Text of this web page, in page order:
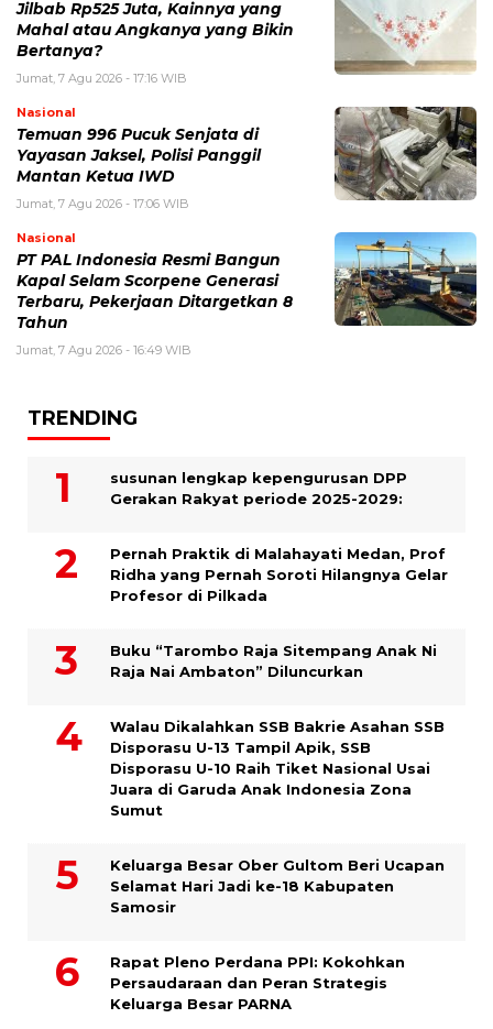
Jilbab Rp525 Juta, Kainnya yang
Mahal atau Angkanya yang Bikin
Bertanya?
Jumat, 7 Agu 2026 - 17:16 WIB
Nasional
Temuan 996 Pucuk Senjata di
Yayasan Jaksel, Polisi Panggil
Mantan Ketua IWD
Jumat, 7 Agu 2026 - 17:06 WIB
Nasional
PT PAL Indonesia Resmi Bangun
Kapal Selam Scorpene Generasi
Terbaru, Pekerjaan Ditargetkan 8
Tahun
Jumat, 7 Agu 2026 - 16:49 WIB
TRENDING
susunan lengkap kepengurusan DPP
Gerakan Rakyat periode 2025-2029:
Pernah Praktik di Malahayati Medan, Prof
Ridha yang Pernah Soroti Hilangnya Gelar
Profesor di Pilkada
Buku “Tarombo Raja Sitempang Anak Ni
Raja Nai Ambaton” Diluncurkan
Walau Dikalahkan SSB Bakrie Asahan SSB
Disporasu U-13 Tampil Apik, SSB
Disporasu U-10 Raih Tiket Nasional Usai
Juara di Garuda Anak Indonesia Zona
Sumut
Keluarga Besar Ober Gultom Beri Ucapan
Selamat Hari Jadi ke-18 Kabupaten
Samosir
Rapat Pleno Perdana PPI: Kokohkan
Persaudaraan dan Peran Strategis
Keluarga Besar PARNA